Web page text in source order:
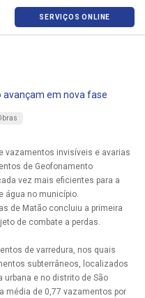
SERVIÇOS ONLINE
em nova fase
vazamentos invisíveis e avarias
de Geofonamento
vez mais eficientes para a
água no município.
de Matão concluiu a primeira
de combate a perdas.
de varredura, nos quais
subterrâneos, localizados
e no distrito de São
média de 0,77 vazamentos por